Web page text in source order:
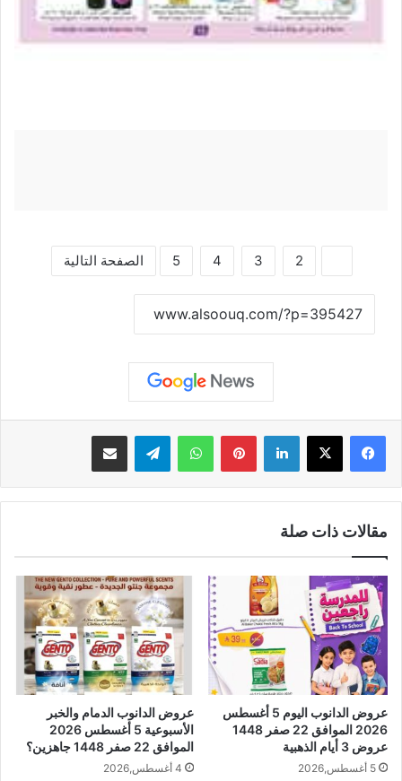
2
3
4
5 الصفحة التالية
لينكدإن بينتيريستواتساب تيلقرام مشاركة عبر البريد
مقالات ذات صلة
عروض الدانوب اليوم 5 أغسطس
2026 الموافق 22 صفر 1448
عروض 3 أيام الذهبية
5 أغسطس,2026
عروض الدانوب الدمام والخبر
الأسبوعية 5 أغسطس 2026
الموافق 22 صفر 1448 جاهزين؟
4 أغسطس,2026